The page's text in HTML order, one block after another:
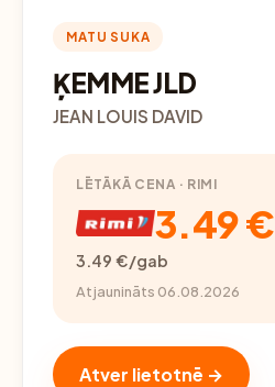
MATU SUKA
ĶEMME JLD
JEAN LOUIS DAVID
LĒTĀKĀ CENA · RIMI
3.49 €
3.49 €/gab
Atjaunināts 06.08.2026
Atver lietotnē →